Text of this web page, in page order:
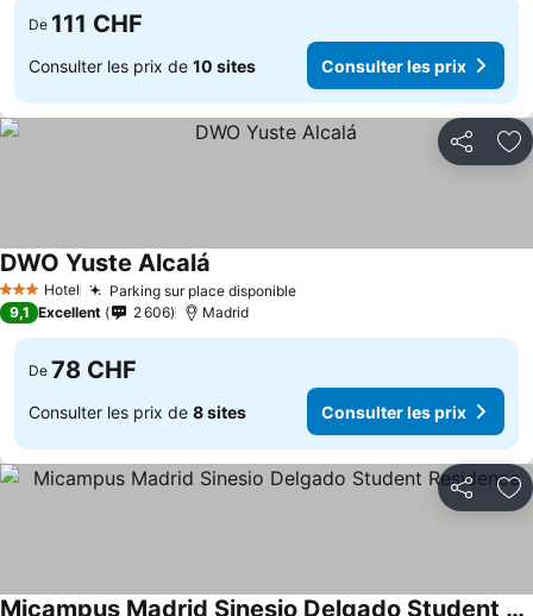
De 111 CHF
Consulter les prix de 10 sites Consulter les prix
Partager
3 ÉtoilesHotel Parking sur place disponibleConsulter les prix
DWO Yuste Alcalá
9,1 Excellent 2 606 Madrid
De 78 CHF
Consulter les prix de 8 sites Consulter les prix
Partager
Micampus Madrid Sinesio Delgado Student Residence